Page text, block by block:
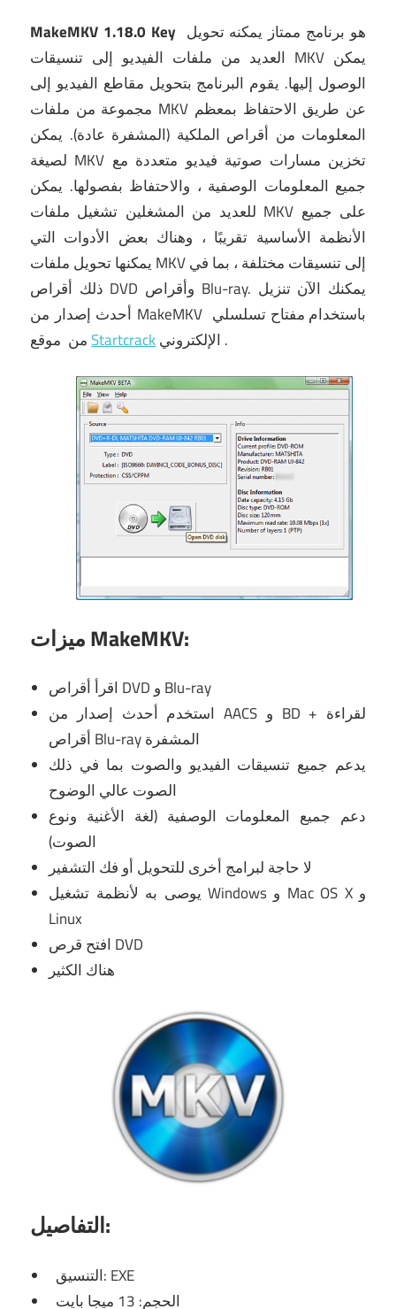
MakeMKV 1.18.0 Key
العديد من ملفات الفيديو إلى تنسيقات MKV يمكن
الوصول إليها. يقوم البرنامج بتحويل مقاطع الفيديو إلى
مجموعة من ملفات MKV عن طريق الاحتفاظ بمعظم
المعلومات من أقراص الملكية (المشفرة عادة). يمكن
لصيغة MKV تخزين مسارات صوتية فيديو متعددة مع
جميع المعلومات الوصفية ، والاحتفاظ بفصولها. يمكن
للعديد من المشغلين تشغيل ملفات MKV على جميع
الأنظمة الأساسية تقريبًا ، وهناك بعض الأدوات التي
يمكنها تحويل ملفات MKV إلى تنسيقات مختلفة ، بما في
ذلك أقراص DVD وأقراص Blu-ray.
يمكنك الآنتنزيل
أحدث إصدار من MakeMKV باستخدام مفتاح تسلسلي
منStartcrack .
ميزات MakeMKV:
اقرأ أقراص DVD و Blu-ray
استخدم أحدث إصدار من AACS و BD + لقراءة
أقراص Blu-ray المشفرة
يدعم جميع تنسيقات الفيديو والصوت بما في ذلك
الصوت عالي الوضوح
دعم جميع المعلومات الوصفية (لغة الأغنية ونوع
الصوت)
لا حاجة لبرامج أخرى للتحويل أو فك التشفير
يوصى به لأنظمة تشغيل Windows و Mac OS X و
Linux
افتح قرص DVD
هناك الكثير
التفاصيل:
التنسيق: EXE
الحجم: 13 ميجا بايت